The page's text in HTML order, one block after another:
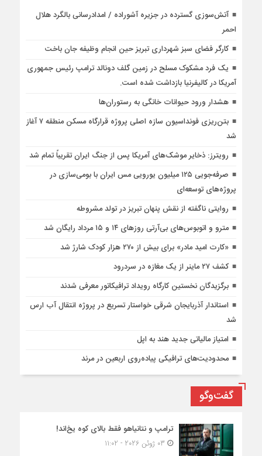
آتش‌سوزی گسترده در جزیره آشوراده / امدادرسانی بالگرد هلال
احمر
کارگر فضای سبز شهرداری تبریز حین انجام وظیفه جان باخت
یک فرد مشکوک مسلح در زمین گلف دونالد ترامپ رئیس جمهوری
آمریکا در کالیفرنیا بازداشت شده است.
هشدار ورود حیوانات خانگی به رستوران‌ها
بتن‌ریزی فونداسیون سازه اصلی پروژه قرارگاه مسکن منطقه ۷ آغاز
شد
رویترز: ذخایر موشک‌های آمریکا پس از جنگ ایران تقریباً تمام شد
صرفه‌جویی ۱۲۵ میلیون یورویی مس ایران با بومی‌سازی در
پروژه‌های توسعه‌ای
روایتی ناگفته از نقش پنهان تبریز در تولد مشروطه
مترو و اتوبوس‌های بی‌آرتی روزهای ۱۴ و ۱۵ مرداد رایگان شد
«کارت امید مادر» برای بیش از ۲۷۰ هزار کودک شارژ شد
کشف ۲۷ ماینر از یک مغازه در سردرود
برگزیدگان نخستین کارگاه رویداد ترافیکاتور معرفی شدند
استاندار آذربایجان شرقی خواستار تسریع در پروژه انتقال آب ارس
شد
امتیاز مالیاتی جدید هند به اپل
محدودیت‌های ترافیکی پیاده‌روی اربعین در مرند
گفت‌وگو
ترامپ و نتانیاهو فقط بالای کوه یخ‌اند!